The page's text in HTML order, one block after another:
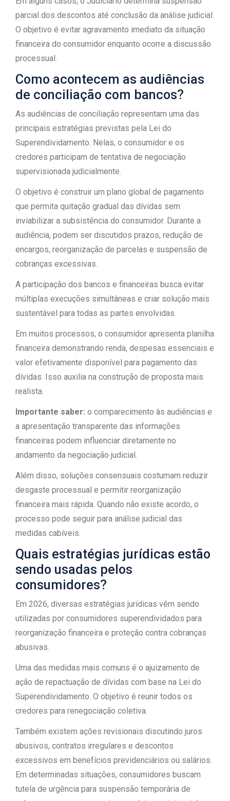
parcial dos descontos até conclusão da análise judicial.
O objetivo é evitar agravamento imediato da situação
financeira do consumidor enquanto ocorre a discussão
processual.
Como acontecem as audiências
de conciliação com bancos?
As audiências de conciliação representam uma das
principais estratégias previstas pela Lei do
Superendividamento. Nelas, o consumidor e os
credores participam de tentativa de negociação
supervisionada judicialmente.
O objetivo é construir um plano global de pagamento
que permita quitação gradual das dívidas sem
inviabilizar a subsistência do consumidor. Durante a
audiência, podem ser discutidos prazos, redução de
encargos, reorganização de parcelas e suspensão de
cobranças excessivas.
A participação dos bancos e financeiras busca evitar
múltiplas execuções simultâneas e criar solução mais
sustentável para todas as partes envolvidas.
Em muitos processos, o consumidor apresenta planilha
financeira demonstrando renda, despesas essenciais e
valor efetivamente disponível para pagamento das
dívidas. Isso auxilia na construção de proposta mais
realista.
Importante saber: o comparecimento às audiências e
a apresentação transparente das informações
financeiras podem influenciar diretamente no
andamento da negociação judicial.
Além disso, soluções consensuais costumam reduzir
desgaste processual e permitir reorganização
financeira mais rápida. Quando não existe acordo, o
processo pode seguir para análise judicial das
medidas cabíveis.
Quais estratégias jurídicas estão
sendo usadas pelos
consumidores?
Em 2026, diversas estratégias jurídicas vêm sendo
utilizadas por consumidores superendividados para
reorganização financeira e proteção contra cobranças
abusivas.
Uma das medidas mais comuns é o ajuizamento de
ação de repactuação de dívidas com base na Lei do
Superendividamento. O objetivo é reunir todos os
credores para renegociação coletiva.
Também existem ações revisionais discutindo juros
abusivos, contratos irregulares e descontos
excessivos em benefícios previdenciários ou salários.
Em determinadas situações, consumidores buscam
tutela de urgência para suspensão temporária de